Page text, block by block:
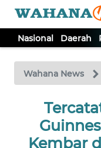
Nasional Daerah
Wahana News
Kembar
TV
Tutup
NASIONAL
DAERAH